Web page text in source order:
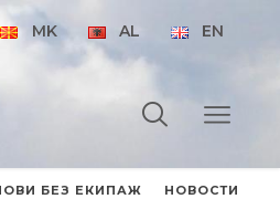
MK AL EN
БЕЗ ЕКИПАЖ НОВОСТИ